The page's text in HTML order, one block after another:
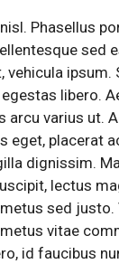
Phasellus
sed
vehicula ipsum.
libero.
arcu varius ut.
eget, placerat
dignissim.
lectus
sed justo.
vitae
id faucibus